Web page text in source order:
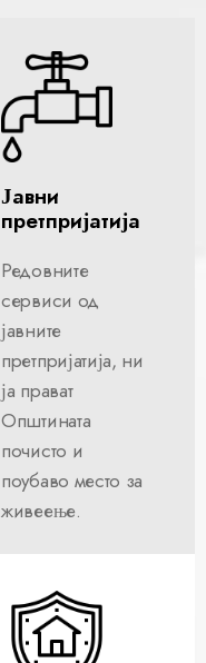
Јавни
претпријатија
Редовните
сервиси од
јавните
претпријатија, ни
ја прават
Општината
почисто и
поубаво место за
живеење.